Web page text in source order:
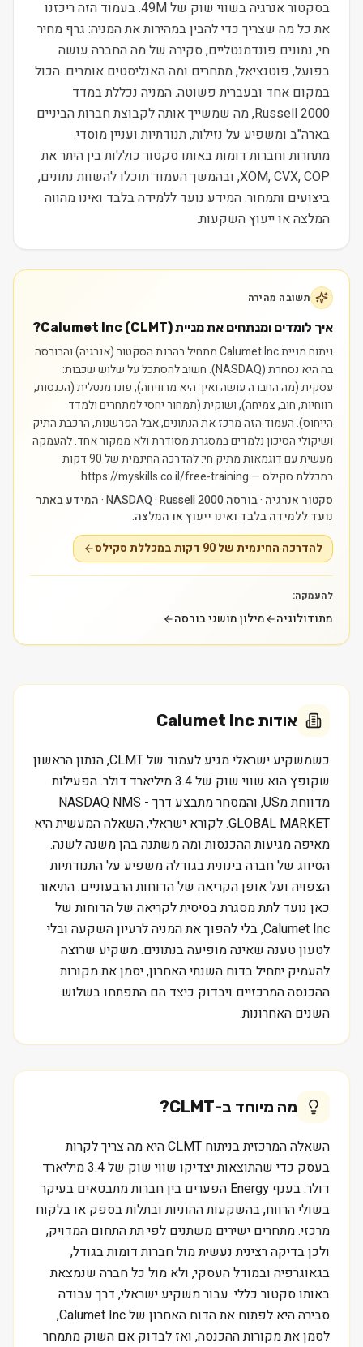
בסקטור אנרגיה בשווי שוק של 49M. בעמוד הזה ריכזנו
את כל מה שצריך כדי להבין במהירות את המניה: גרף מחיר
חי, נתונים פונדמנטליים, סקירה של מה החברה עושה
בפועל, פוטנציאל, מתחרים ומה האנליסטים אומרים. הכול
במקום אחד ובעברית פשוטה. המניה נכללת במדד
Russell 2000, מה שמשייך אותה לקבוצת חברות הביניים
בארה"ב ומשפיע על נזילות, תנודתיות ועניין מוסדי.
מתחרות וחברות דומות באותו סקטור כוללות בין היתר את
XOM, CVX, COP, ובהמשך העמוד תוכלו להשוות נתונים,
ביצועים ותמחור. המידע נועד ללמידה בלבד ואינו מהווה
המלצה או ייעוץ השקעות.
תשובה מהירה
איך לומדים ומנתחים את מניית Calumet Inc (CLMT)?
ניתוח מניית Calumet Inc מתחיל בהבנת הסקטור (אנרגיה) והבורסה
בה היא נסחרת (NASDAQ). חשוב להסתכל על שלוש שכבות:
עסקית (מה החברה עושה ואיך היא מרוויחה), פונדמנטלית (הכנסות,
רווחיות, חוב, צמיחה), ושוקית (תמחור יחסי למתחרים ולמדד
הייחוס). העמוד הזה מרכז את הנתונים, אבל הפרשנות, הרכבת התיק
ושיקולי הסיכון נלמדים במסגרת מסודרת ולא ממקור אחד.להעמקה
מעשית עם דוגמאות מתיק חי: להדרכה החינמית של 90 דקות
במכללת סקילס — https://myskills.co.il/free-training.
סקטור אנרגיה · בורסה NASDAQ · Russell 2000 · המידע באתר
נועד ללמידה בלבד ואינו ייעוץ או המלצה.
להדרכה החינמית של 90 דקות במכללת סקילס
להעמקה:
מתודולוגיה מילון מושגי בורסה
אודות Calumet Inc
כשמשקיע ישראלי מגיע לעמוד של CLMT, הנתון הראשון
שקופץ הוא שווי שוק של 3.4 מיליארד דולר. הפעילות
מדווחת מUS, והמסחר מתבצע דרך NASDAQ NMS -
GLOBAL MARKET. לקורא ישראלי, השאלה המעשית היא
מאיפה מגיעות ההכנסות ומה משתנה בהן משנה לשנה.
הסיווג של חברה בינונית בגודלה משפיע על התנודתיות
הצפויה ועל אופן הקריאה של הדוחות הרבעוניים. התיאור
כאן נועד לתת מסגרת בסיסית לקריאה של הדוחות של
Calumet Inc, בלי להפוך את המניה לרעיון השקעה ובלי
לטעון טענה שאינה מופיעה בנתונים. משקיע שרוצה
להעמיק יתחיל בדוח השנתי האחרון, יסמן את מקורות
ההכנסה המרכזיים ויבדוק כיצד הם התפתחו בשלוש
השנים האחרונות.
מה מיוחד ב-CLMT
?
השאלה המרכזית בניתוח CLMT היא מה צריך לקרות
בעסק כדי שהתוצאות יצדיקו שווי שוק של 3.4 מיליארד
דולר. בענף Energy הפערים בין חברות מתבטאים בעיקר
בשולי הרווח, בהשקעות ההוניות ובתלות בספק או בלקוח
מרכזי. מתחרים ישירים משתנים לפי תת התחום המדויק,
ולכן בדיקה רצינית נעשית מול חברות דומות בגודל,
בגאוגרפיה ובמודל העסקי, ולא מול כל חברה שנמצאת
באותו סקטור כללי. עבור משקיע ישראלי, דרך עבודה
סבירה היא לפתוח את הדוח האחרון של Calumet Inc,
לסמן את מקורות ההכנסה, ואז לבדוק אם השוק מתמחר